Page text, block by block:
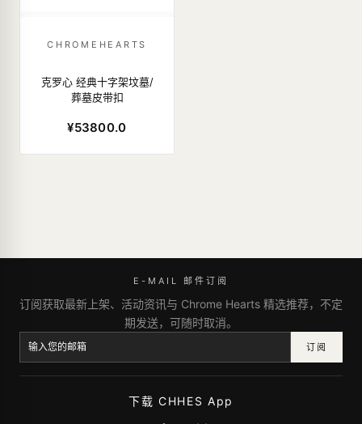
CHROMEHEARTS
克罗心 经典十字架坟墓/
葬墓皮带扣
¥53800.0
E-MAIL 邮件订阅
订阅获取最新上架、活动资讯与 Chrome Hearts 精选推荐，不定
期发送，可随时取消。
订阅
下载 CHHES App